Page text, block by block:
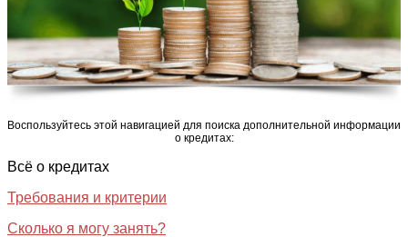
Воспользуйтесь этой навигацией для поиска дополнительной информации
о кредитах:
Всё о кредитах
Требования и критерии
Сколько я могу занять?